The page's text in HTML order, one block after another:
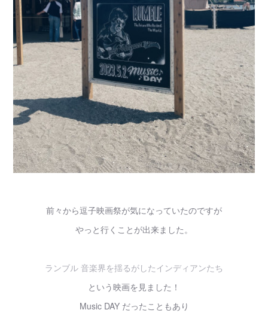
前々から逗子映画祭が気になっていたのですが
やっと行くことが出来ました。
ランブル 音楽界を揺るがしたインディアンたち
という映画を見ました！
Music DAY だったこともあり